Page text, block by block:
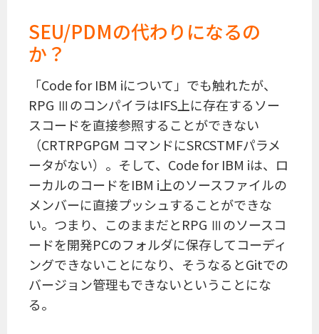
SEU/PDMの代わりになるの
か？
「Code for IBM iについて」でも触れたが、
RPG ⅢのコンパイラはIFS上に存在するソー
スコードを直接参照することができない
（CRTRPGPGM コマンドにSRCSTMFパラメ
ータがない）。そして、Code for IBM iは、ロ
ーカルのコードをIBM i上のソースファイルの
メンバーに直接プッシュすることができな
い。つまり、このままだとRPG Ⅲのソースコ
ードを開発PCのフォルダに保存してコーディ
ングできないことになり、そうなるとGitでの
バージョン管理もできないということにな
る。